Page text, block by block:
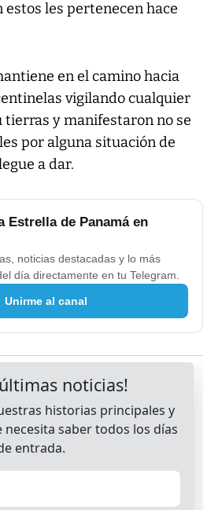
estos les pertenecen hace
en el camino hacia
vigilando cualquier
y manifestaron no se
por alguna situación de
a dar.
Estrella de Panamá en
noticias destacadas y lo más
día directamente en tu Telegram.
Unirme al canal